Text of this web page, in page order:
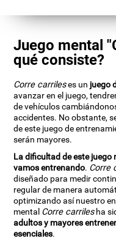
Juego mental
qué consiste?
Corre carrileses un juego
avanzar en el juego,
de vehículos
accidentes. No obstante,
de este juego de
serán mayores.
La dificultad de este juego
vamos entrenando. Corre
diseñado para medir
regular de manera
optimizando así nuestro
mental Corre carrilesha
adultos y mayores
esenciales.